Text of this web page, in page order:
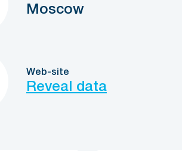
Moscow
Web-site
Reveal data